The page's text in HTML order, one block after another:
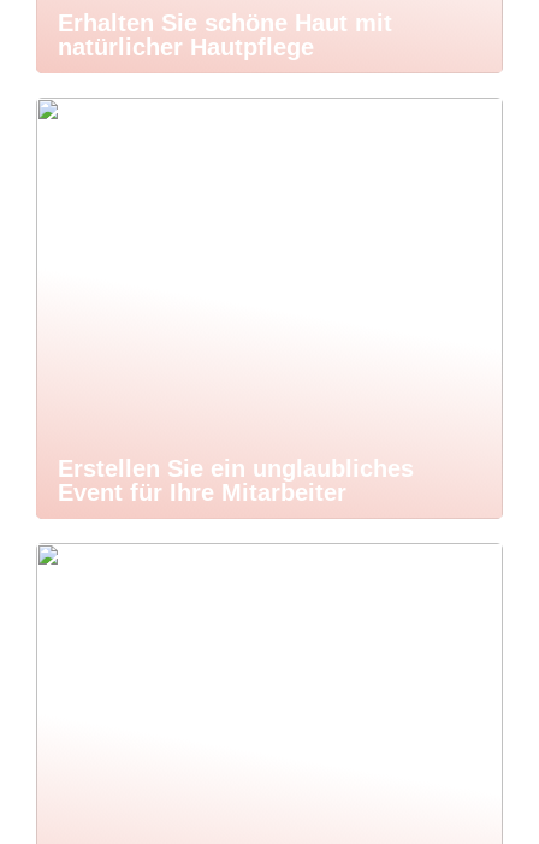
Erhalten Sie schöne Haut mit
natürlicher Hautpflege
Erstellen Sie ein unglaubliches
Event für Ihre Mitarbeiter